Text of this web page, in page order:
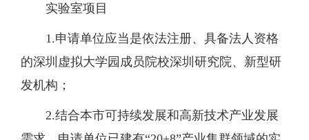
实验室项目
1.申请单位应当是依法注册、具备法人资格
的深圳虚拟大学园成员院校深圳研究院、新型研
发机构；
2.结合本市可持续发展和高新技术产业发展